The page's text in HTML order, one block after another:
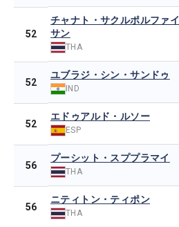
52
チャナト・サクルポルファイ
サン
THA
52
ユブラジ・シン・サンドゥ
IND
52
エドゥアルド・ルソー
ESP
56
プーシット・スププラマイ
THA
56
ニティトン・ティポン
THA